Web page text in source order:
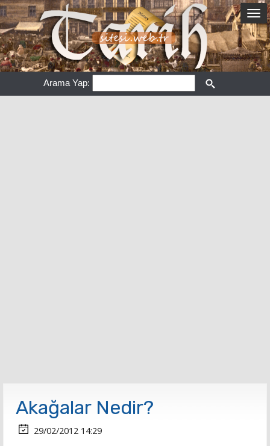
Arama Yap:
Akağalar Nedir?
29/02/2012 14:29